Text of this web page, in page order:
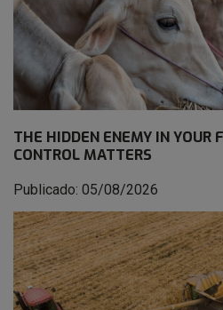
THE HIDDEN ENEMY IN YOUR
CONTROL MATTERS
Publicado: 05/08/2026